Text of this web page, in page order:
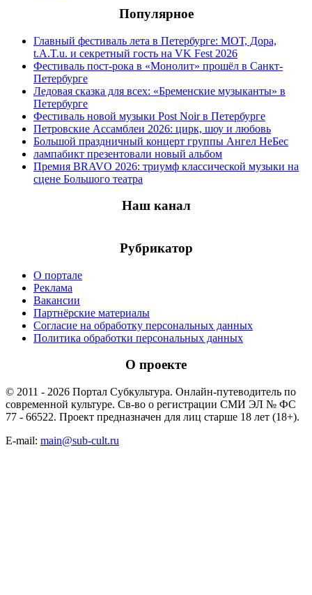
Популярное
Главный фестиваль лета в Петербурге: МОТ, Дора,
t.A.T.u. и секретный гость на VK Fest 2026
Фестиваль пост-рока в «Монолит» прошёл в Санкт-
Петербурге
Ледовая сказка для всех: «Бременские музыканты» в
Петербурге
Фестиваль новой музыки Post Noir в Петербурге
Петровские Ассамблеи 2026: цирк, шоу и любовь
Большой праздничный концерт группы Ангел НеБес
лампабикт презентовали новый альбом
Премия BRAVO 2026: триумф классической музыки на
сцене Большого театра
Наш канал
Рубрикатор
О портале
Реклама
Вакансии
Партнёрские материалы
Согласие на обработку персональных данных
Политика обработки персональных данных
О проекте
© 2011 - 2026 Портал Субкультура. Онлайн-путеводитель по
современной культуре. Св-во о регистрации СМИ ЭЛ № ФС
77 - 66522. Проект предназначен для лиц старше 18 лет (18+).
E-mail: main@sub-cult.ru